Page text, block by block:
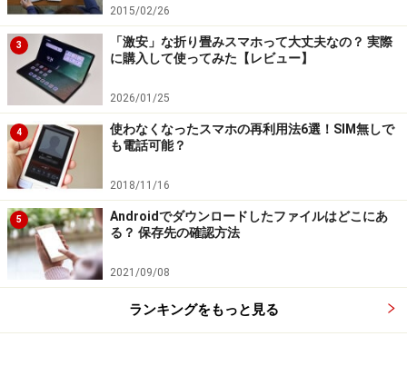
「タスク」画面
2.
「タスク」画面上のアプリのアイコンをタップして、表
示されたメニューから「分割画面表示で起動」を選択し
ます。
2015/02/26
3
「激安」な折り畳みスマホって大丈夫なの？ 実際
に購入して使ってみた【レビュー】
2026/01/25
4
使わなくなったスマホの再利用法6選！SIM無しで
も電話可能？
2018/11/16
5
Androidでダウンロードしたファイルはどこにあ
る？ 保存先の確認方法
2021/09/08
ランキングをもっと見る